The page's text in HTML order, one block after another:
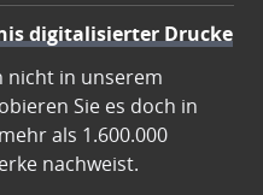
digitalisierter Drucke
nicht in unserem
Sie es doch in
als 1.600.000
nachweist.